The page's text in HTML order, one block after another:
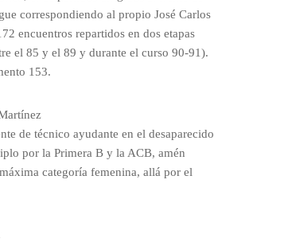
correspondiendo al propio José Carlos
encuentros repartidos en dos etapas
el 85 y el 89 y durante el curso 90-91).
153.
de técnico ayudante en el desaparecido
por la Primera B y la ACB, amén
categoría femenina, allá por el